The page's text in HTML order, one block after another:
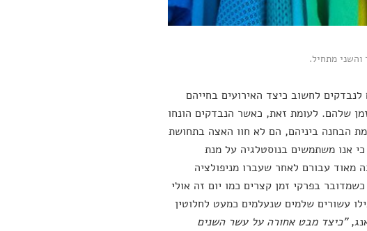
והשני מתחיל.
לנבדקים לחשוב כיצד האירועים בחייהם
שלהם. לעומת זאת, כאשר הנבדקים הונחו
הבחנה ביניהם, הם לא חוו האצה בתחושת
אנו משתמשים בנוסטלגיה על מנת
מאוד עבורם לאחר שעברו מניפולציה
בפרקי זמן קצרים כמו יום זה אולי
עשורים שלמים שנעלמים כמעט לחלוטין
"כיצד מבט אחורה על עשר השנים